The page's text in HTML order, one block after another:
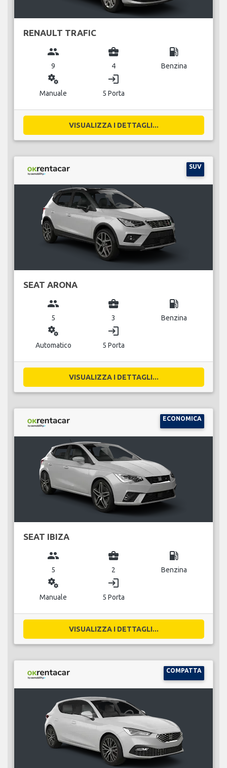
RENAULT TRAFIC
group
9
business_center
4
local_gas_station
Benzina
miscellaneous_services
Manuale
login
5 Porta
VISUALIZZA I DETTAGLI...
SUV
SEAT ARONA
group
5
business_center
3
local_gas_station
Benzina
miscellaneous_services
Automatico
login
5 Porta
VISUALIZZA I DETTAGLI...
ECONOMICA
SEAT IBIZA
group
5
business_center
2
local_gas_station
Benzina
miscellaneous_services
Manuale
login
5 Porta
VISUALIZZA I DETTAGLI...
COMPATTA